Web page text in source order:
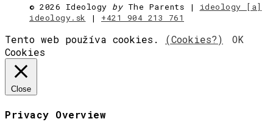
© 2026 Ideology byThe Parents | ideology [a]
ideology.sk
| +421 904 213 761
Tento web používa cookies. (Cookies?)
OK
Cookies
Close
Privacy Overview